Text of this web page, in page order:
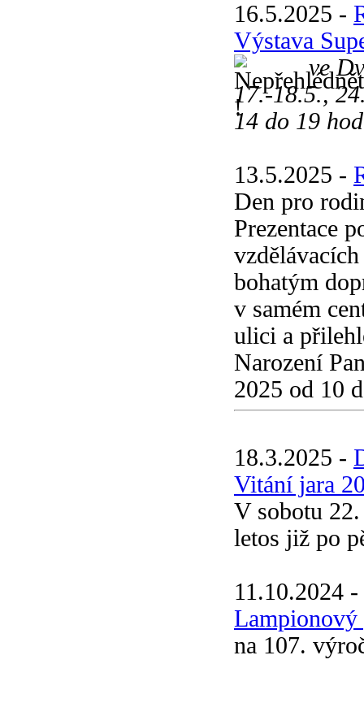
16.5.2025 -
Výstava
ve
17.-18.5.,
14 do 19
13.5.2025 -
Den pro
Prezentace
bohatým
v samém
ulici a
Narození
2025 od 10
18.3.2025 -
Vitání jara
V sobotu
letos již po
11.10.2024 -
Lampionový
na 107.